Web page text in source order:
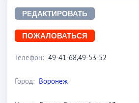
РЕДАКТИРОВАТЬ
ПОЖАЛОВАТЬСЯ
Телефон: 49-41-68,49-53-52
Город: Воронеж